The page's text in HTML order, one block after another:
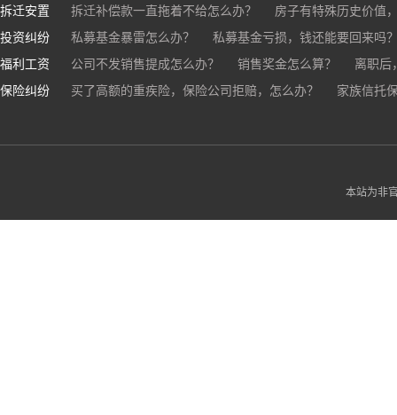
和合伙人有矛盾，怎么办？
拆迁安置 拆迁补偿款一直拖着不给怎么办？
房子有特殊历史价值
投资纠纷
私募基金暴雷怎么办？
私募基金亏损，钱还能要回来吗
福利工资
公司不发销售提成怎么办？ 销售奖金怎么算？
离职后
销售目标未完成，公司有权不发提成和奖金吗？
公司变
保险纠纷 买了高额的重疾险，保险公司拒赔，怎么办？
家族信托
本站为非